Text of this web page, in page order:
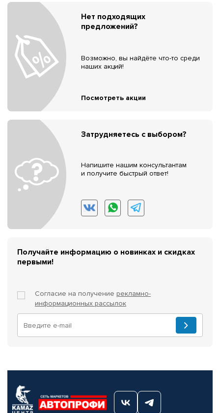
Нет подходящих
предложений?
Возможно, вы найдёте что-то среди
наших акций!
Посмотреть акции
Затрудняетесь с выбором?
Напишите нашим консультантам
и получите быстрый ответ!
Получайте информацию о новинках и скидках
первыми!
Согласие на получение рекламно-
информационных рассылок